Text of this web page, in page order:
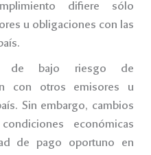
difiere sólo
u obligaciones con las
de bajo riesgo de
con otros emisores u
Sin embargo, cambios
económicas
de pago oportuno en